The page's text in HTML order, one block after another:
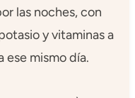
las noches, con
y vitaminas a
mismo día.